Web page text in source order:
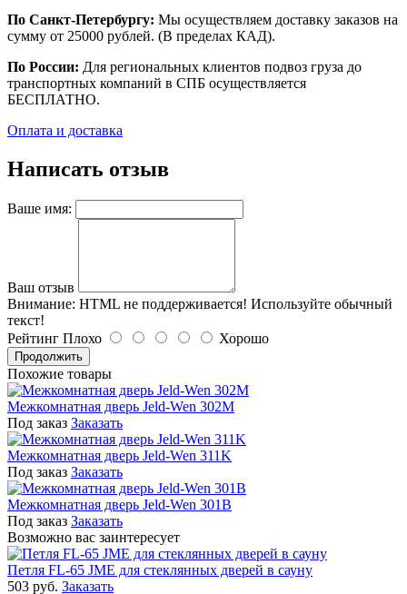
По Санкт-Петербургу: Мы осуществляем доставку заказов на
сумму от 25000 рублей. (В пределах КАД).
По России: Для региональных клиентов подвоз груза до
транспортных компаний в СПБ осуществляется
БЕСПЛАТНО.
Оплата и доставка
Написать отзыв
Ваше имя:
Ваш отзыв
Внимание: HTML не поддерживается! Используйте обычный
текст!
Рейтинг Плохо Хорошо
Продолжить
Похожие товары
Межкомнатная дверь Jeld-Wen 302M
Под заказ Заказать
Межкомнатная дверь Jeld-Wen 311K
Под заказ Заказать
Межкомнатная дверь Jeld-Wen 301B
Под заказ Заказать
Возможно вас заинтересует
Петля FL-65 JME для стеклянных дверей в сауну
503 руб. Заказать